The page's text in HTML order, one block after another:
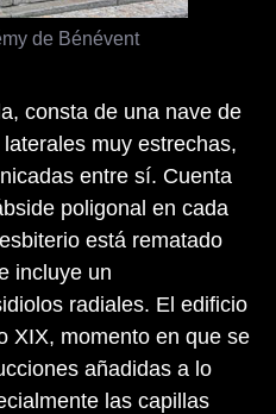
consta de una nave de
muy estrechas,
entre sí. Cuenta
poligonal en cada
está rematado
incluye un
radiales. El edificio
XIX, momento en que se
añadidas a lo
las capillas
de Bénévent